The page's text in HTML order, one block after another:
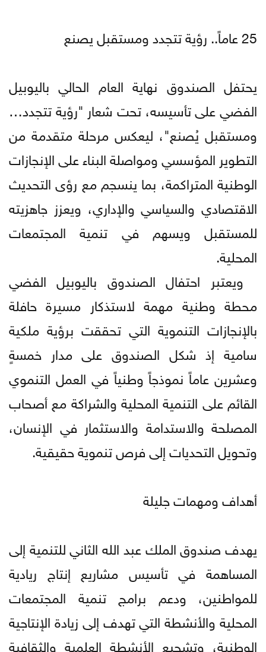
25 عاماً.. رؤية تتجدد ومستقبل يصنع
يحتفل الصندوق نهاية العام الحالي باليوبيل
الفضي على تأسيسه، تحت شعار "رؤية تتجدد…
ومستقبل يُصنع"، ليعكس مرحلة متقدمة من
التطوير المؤسسي ومواصلة البناء على الإنجازات
الوطنية المتراكمة، بما ينسجم مع رؤى التحديث
الاقتصادي والسياسي والإداري، ويعزز جاهزيته
للمستقبل ويسهم في تنمية المجتمعات
المحلية.
ويعتبر احتفال الصندوق باليوبيل الفضي
محطة وطنية مهمة لاستذكار مسيرة حافلة
بالإنجازات التنموية التي تحققت برؤية ملكية
سامية إذ شكل الصندوق على مدار خمسةٍ
وعشرين عاماً نموذجاً وطنياً في العمل التنموي
القائم على التنمية المحلية والشراكة مع أصحاب
المصلحة والاستدامة والاستثمار في الإنسان،
وتحويل التحديات إلى فرص تنموية حقيقية.
أهداف ومهمات جليلة
يهدف صندوق الملك عبد الله الثاني للتنمية إلى
المساهمة في تأسيس مشاريع إنتاج ريادية
للمواطنين، ودعم برامج تنمية المجتمعات
المحلية والأنشطة التي تهدف إلى زيادة الإنتاجية
الوطنية، وتشجيع الأنشطة العلمية والثقافية